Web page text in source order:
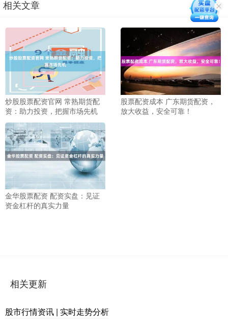
相关文章
炒股股票配资官网 常熟期货配
资：助力投资，把握市场先机
股票配资成本 广东期货配资，
放大收益，安全可靠！
金华股票配资 配资实盘：见证
资金杠杆的真实力量
相关更新
股市行情资讯 | 实时走势分析